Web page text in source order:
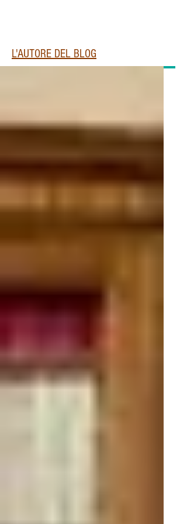
L'AUTORE DEL BLOG